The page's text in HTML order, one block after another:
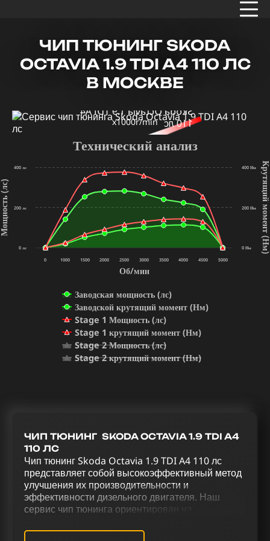
ЧИП ТЮНИНГ SKODA
OCTAVIA 1.9 TDI A4 110 ЛС
В МОСКВЕ
x1000r/min
Об/мин
(лс)
Технический анализ
Заводская мощность (лс)
Заводской крутящий момент (Нм)
Stage 1 Мощность (лс)
Stage 1 крутящий момент (Нм)
Stage 2 Мощность (лс)
Stage 2 крутящий момент (Нм)
0 1000 1500 2000 2500 3000 3500 4000 4500 5000
0 лс
200 лс
400 лс
0 Нм
200 Нм
400 Нм
ЧИП ТЮНИНГ SKODA OCTAVIA 1.9 TDI A4
110 ЛС
Чип тюнинг Skoda Octavia 1.9 TDI A4 110 лс
представляет собой высокоэффективный метод
улучшения их производительности и
эффективности дизельного двигателя. Наш
сервис чип тюнинга ориентирован на
возможностей Skoda Octavia 1.9 TDI A4 110 лс.